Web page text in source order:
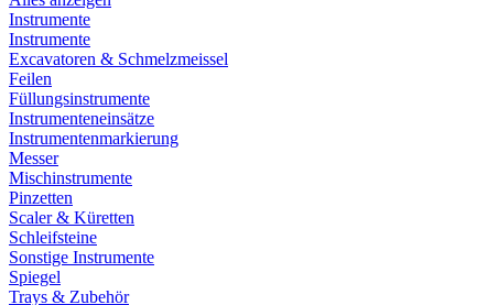
Instrumente
Instrumente
Excavatoren & Schmelzmeissel
Feilen
Füllungsinstrumente
Instrumenteneinsätze
Instrumentenmarkierung
Messer
Mischinstrumente
Pinzetten
Scaler & Küretten
Schleifsteine
Sonstige Instrumente
Spiegel
Trays & Zubehör